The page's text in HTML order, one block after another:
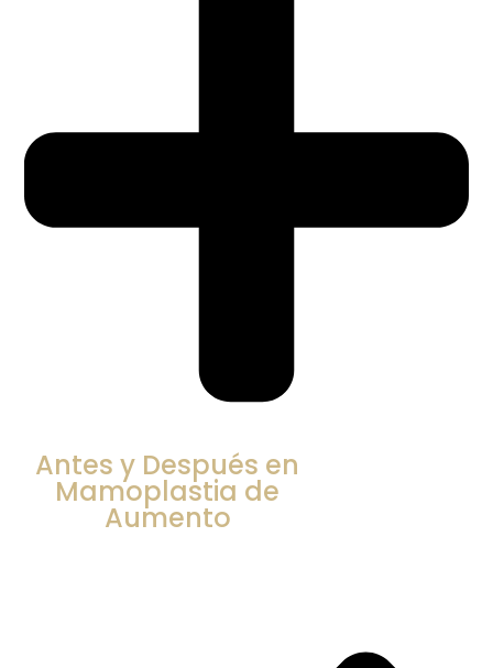
Antes y Después en
Mamoplastia de
Aumento